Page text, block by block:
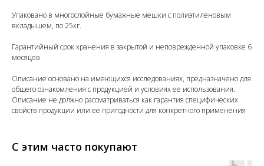
Упаковано в многослойные бумажные мешки с полиэтиленовым
вкладышем, по 25кг.
Гарантийный срок хранения в закрытой и неповрежденной упаковке 6
месяцев
Описание основано на имеющихся исследованиях, предназначено для
общего ознакомления с продукцией и условиях ее использования.
Описание не должно рассматриваться как гарантия специфических
свойств продукции или ее пригодности для конкретного применения
С этим часто покупают